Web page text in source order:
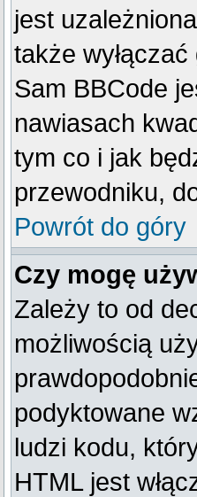
jest
także
Sam BBCode
nawiasach
tym co i jak
przewodniku,
Powrót do góry
Czy mogę
Zależy to od
możliwością
podyktowane
ludzi kodu,
HTML jest